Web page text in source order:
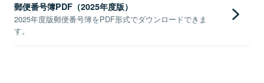
郵便番号簿PDF（2025年度版）
2025年度版郵便番号簿をPDF形式でダウンロードできま
す。